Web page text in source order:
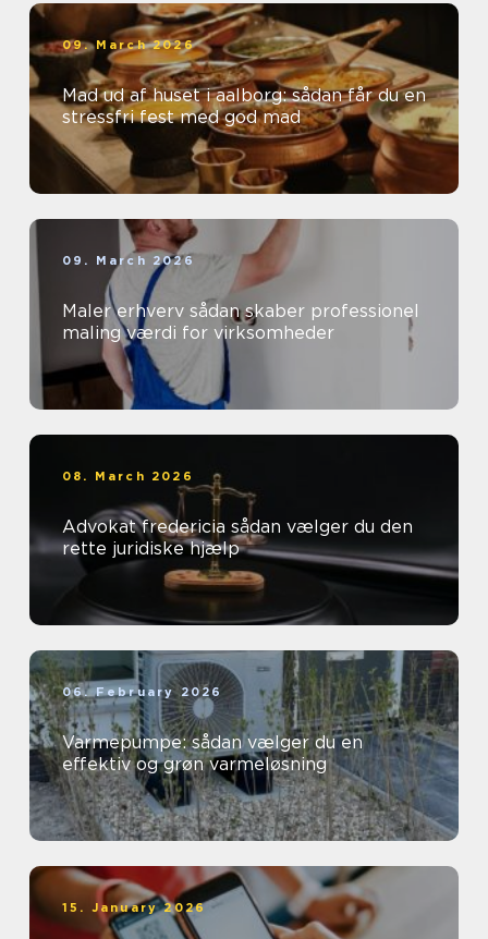
09. March 2026
Mad ud af huset i aalborg: sådan får du en
stressfri fest med god mad
09. March 2026
Maler erhverv sådan skaber professionel
maling værdi for virksomheder
08. March 2026
Advokat fredericia sådan vælger du den
rette juridiske hjælp
06. February 2026
Varmepumpe: sådan vælger du en
effektiv og grøn varmeløsning
15. January 2026